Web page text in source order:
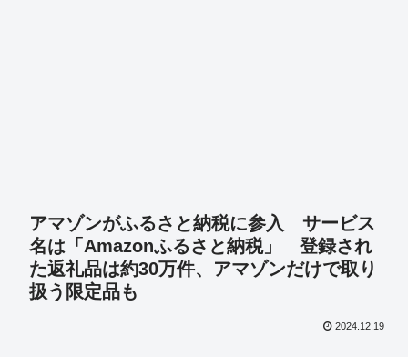
アマゾンがふるさと納税に参入 サービス
名は「Amazonふるさと納税」 登録され
た返礼品は約30万件、アマゾンだけで取り
扱う限定品も
2024.12.19